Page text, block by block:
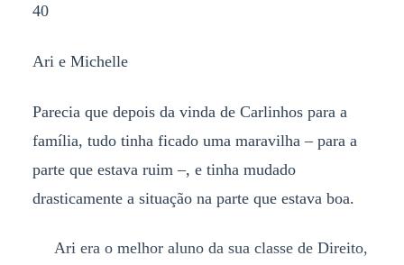
40
Ari e Michelle
Parecia que depois da vinda de Carlinhos para a
família, tudo tinha ficado uma maravilha – para a
parte que estava ruim –, e tinha mudado
drasticamente a situação na parte que estava boa.
Ari era o melhor aluno da sua classe de Direito,